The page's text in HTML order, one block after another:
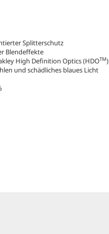
Splitterschutz
Blendeffekte
High Definition Optics (HDOTM)
und schädliches blaues Licht